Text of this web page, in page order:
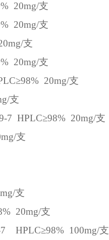
20mg/支
20mg/支
支
20mg/支
≥98% 20mg/支
支
7 HPLC≥98% 20mg/支
支
支
20mg/支
HPLC≥98% 100mg/支